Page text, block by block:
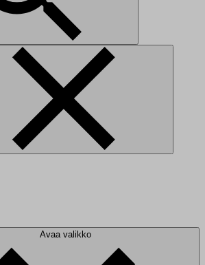
Avaa valikko